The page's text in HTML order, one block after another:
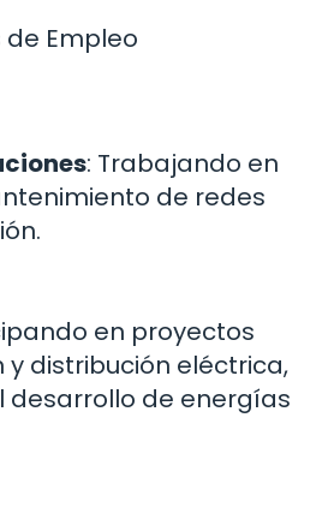
Empleo
: Trabajando en
de redes
en proyectos
distribución eléctrica,
desarrollo de energías